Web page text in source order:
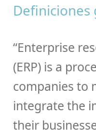
Definiciones
“Enterprise
(ERP) is a
companies to
integrate the
their